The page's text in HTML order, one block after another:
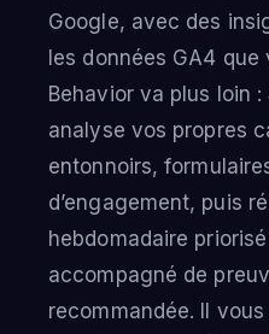
Google, avec des
les données GA4
Behavior va plus loin :
analyse vos propres
entonnoirs,
d’engagement, puis
hebdomadaire
accompagné de
recommandée. Il